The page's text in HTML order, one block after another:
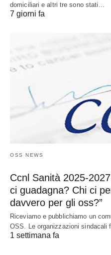
domiciliari e altri tre sono stati…
7 giorni fa
OSS NEWS
Ccnl Sanità 2025-
ci guadagna? Chi ci
davvero per gli oss?”
Riceviamo e pubblichiamo un
OSS. Le organizzazioni sindacali
1 settimana fa